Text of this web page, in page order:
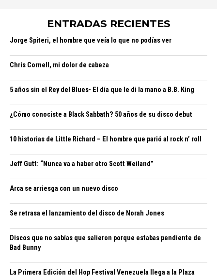
ENTRADAS RECIENTES
Jorge Spiteri, el hombre que veía lo que no podías ver
Chris Cornell, mi dolor de cabeza
5 años sin el Rey del Blues- El día que le di la mano a B.B. King
¿Cómo conociste a Black Sabbath? 50 años de su disco debut
10 historias de Little Richard – El hombre que parió al rock n’ roll
Jeff Gutt: “Nunca va a haber otro Scott Weiland”
Arca se arriesga con un nuevo disco
Se retrasa el lanzamiento del disco de Norah Jones
Discos que no sabías que salieron porque estabas pendiente de
Bad Bunny
La Primera Edición del Hop Festival Venezuela llega a la Plaza